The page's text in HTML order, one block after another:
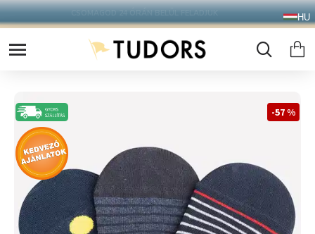
10.000 Ft FELETT INGYENES SZÁLLÍTÁS
FOXPOST CSOMAGAUTOMATÁBA !
HU
-57 %